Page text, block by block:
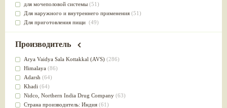
для мочеполовой системы (51)
Для наружного и внутреннего применения (51)
Для приготовления пищи (49)
от инфекций мочеполовой системы(49)
для суставов
Лечит опухоли и отеки(46)
Для медитации
выводит токсины
Для здоровья печени
Для тела(39)
для очищения крови(38)
Производитель
Arya Vaidya Sala Kottakkal (AVS) (286)
Himalaya (86)
Adarsh (64)
Khadi (64)
Nidсo, Northern India Drug Company (63)
Страна производитель: Индия (61)